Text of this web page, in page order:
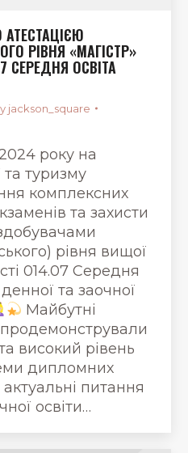
РІВНЯ «МАГІСТР»
СЕРЕДНЯ ОСВІТА
jackson_square
року на
та туризму
комплексних
та захисти
рівня вищої
014.07 Середня
та заочної
Майбутні
продемонстрували
високий рівень
дипломних
питання
освіти…